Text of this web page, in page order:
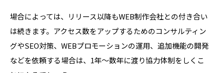
場合によっては、リリース以降もWEB制作会社との付き合い
は続きます。アクセス数をアップするためのコンサルティン
グやSEO対策、WEBプロモーションの運用、追加機能の開発
などを依頼する場合は、1年～数年に渡り協力体制をしくこ